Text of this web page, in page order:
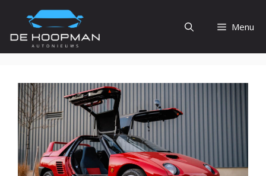
de
inhoud
Menu